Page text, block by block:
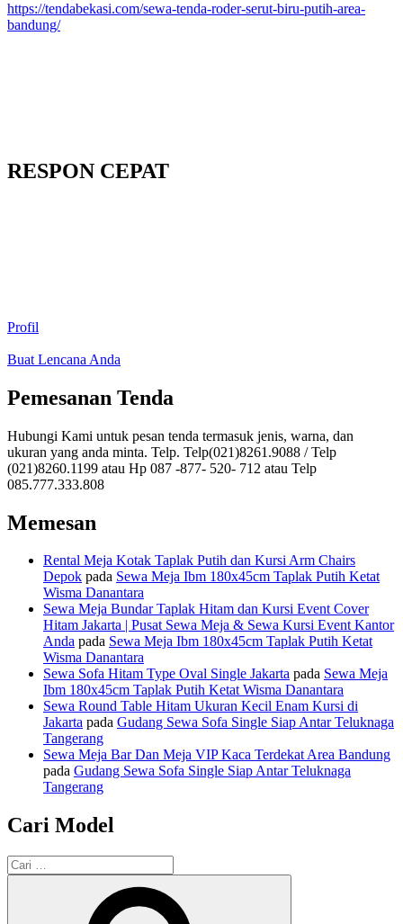
https://tendabekasi.com/sewa-tenda-roder-serut-biru-putih-area-
bandung/
RESPON CEPAT
Profil
Buat Lencana Anda
Pemesanan Tenda
Hubungi Kami untuk pesan tenda termasuk jenis, warna, dan
ukuran yang anda minta. Telp. Telp(021)8261.9088 / Telp
(021)8260.1199 atau Hp 087 -877- 520- 712 atau Telp
085.777.333.808
Memesan
Rental Meja Kotak Taplak Putih dan Kursi Arm Chairs
Depok pada Sewa Meja Ibm 180x45cm Taplak Putih Ketat
Wisma Danantara
Sewa Meja Bundar Taplak Hitam dan Kursi Event Cover
Hitam Jakarta | Pusat Sewa Meja & Sewa Kursi Event Kantor
Anda pada Sewa Meja Ibm 180x45cm Taplak Putih Ketat
Wisma Danantara
Sewa Sofa Hitam Type Oval Single Jakarta pada Sewa Meja
Ibm 180x45cm Taplak Putih Ketat Wisma Danantara
Sewa Round Table Hitam Ukuran Kecil Enam Kursi di
Jakarta pada Gudang Sewa Sofa Single Siap Antar Teluknaga
Tangerang
Sewa Meja Bar Dan Meja VIP Kaca Terdekat Area Bandung
pada Gudang Sewa Sofa Single Siap Antar Teluknaga
Tangerang
Cari Model
Pencarian
untuk: